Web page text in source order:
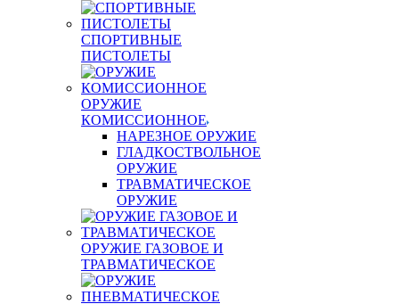
СПОРТИВНЫЕ
ПИСТОЛЕТЫ
ОРУЖИЕ
КОМИССИОННОЕ
НАРЕЗНОЕ ОРУЖИЕ
ГЛАДКОСТВОЛЬНОЕ
ОРУЖИЕ
ТРАВМАТИЧЕСКОЕ
ОРУЖИЕ
ОРУЖИЕ ГАЗОВОЕ И
ТРАВМАТИЧЕСКОЕ